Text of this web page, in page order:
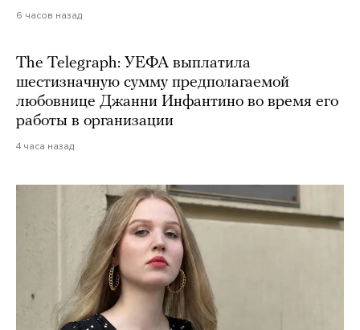
6 часов назад
The Telegraph: УЕФА выплатила
шестизначную сумму предполагаемой
любовнице Джанни Инфантино во время его
работы в организации
4 часа назад